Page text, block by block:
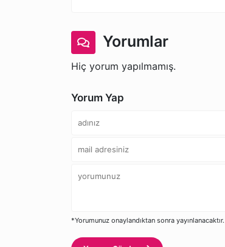
Yorumlar
Hiç yorum yapılmamış.
Yorum Yap
*Yorumunuz onaylandıktan sonra yayınlanacaktır.